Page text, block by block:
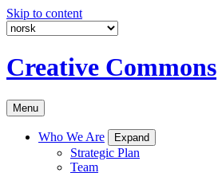
Skip to content
Creative Commons
Menu
Who We Are Expand
Strategic Plan
Team